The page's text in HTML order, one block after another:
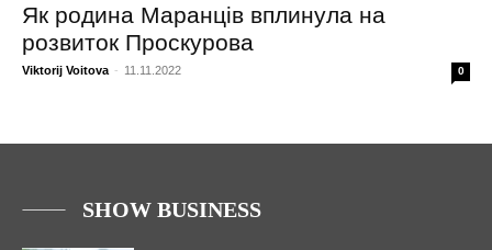
Як родина Маранців вплинула на
розвиток Проскурова
Viktorij Voitova - 11.11.2022 0
SHOW BUSINESS